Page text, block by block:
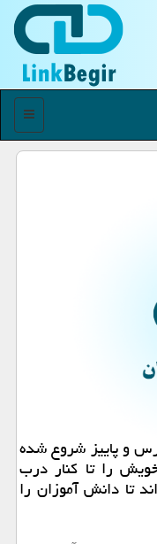
منو
و پاییز شروع شده
را تا كنار درب
تا دانش آموزان را